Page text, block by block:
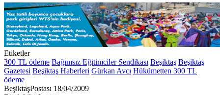
Etiketler
300 TL ödeme Bağımsız Eğitimciler Sendikası Beşiktaş Beşiktaş
Gazetesi Beşiktaş Haberleri Gürkan Avcı Hükümetten 300 TL
ödeme
BeşiktaşPostası Bir
18/04/2009